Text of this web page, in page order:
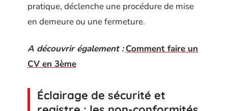
pratique, déclenche une procédure de mise
en demeure ou une fermeture.
A découvrir également : Comment faire un
CV en 3ème
Éclairage de sécurité et